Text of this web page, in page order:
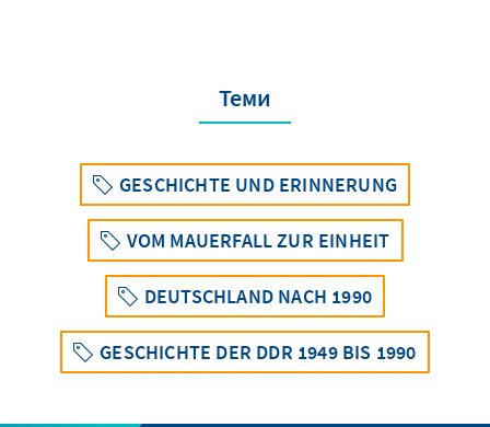
Теми
GESCHICHTE UND ERINNERUNG
VOM MAUERFALL ZUR EINHEIT
DEUTSCHLAND NACH 1990
GESCHICHTE DER DDR 1949 BIS 1990